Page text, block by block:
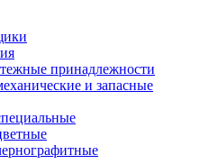
принадлежности
и запасные